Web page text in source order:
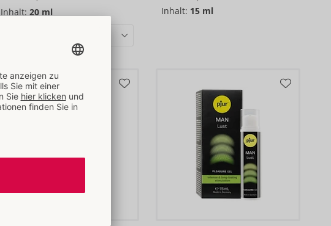
Inhalt: 20 ml Inhalt: 15 ml